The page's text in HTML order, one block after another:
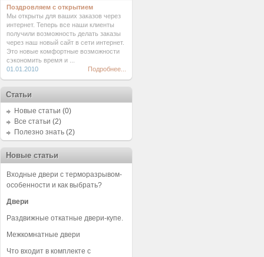
Поздровляем с открытием
Мы открыты для ваших заказов через
интернет. Теперь все наши клиенты
получили возможность делать заказы
через наш новый сайт в сети интернет.
Это новые комфортные возможности
сэкономить время и ...
01.01.2010
Подробнее...
Статьи
Новые статьи (0)
Все статьи (2)
Полезно знать (2)
Новые статьи
Входные двери с терморазрывом-
особенности и как выбрать?
Двери
Раздвижные откатные двери-купе.
Межкомнатные двери
Что входит в комплекте с